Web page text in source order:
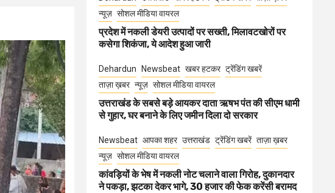
न्यूज़ सोशल मीडिया वायरल
प्रदेश में नकली डेयरी उत्पादों पर सख्ती, मिलावटखोरों पर
कसेगा शिकंजा, ये आदेश हुआ जारी
Dehardun Newsbeat खबर हटकर ट्रेंडिंग खबरें
ताज़ा ख़बर न्यूज़ सोशल मीडिया वायरल
उत्तराखंड के सबसे बड़े आयकर दाता ऋषभ पंत की सीएम धामी
से गुहार, घर बनाने के लिए जमीन दिला दो सरकार
Newsbeat आपका शहर उत्तराखंड ट्रेंडिंग खबरें ताज़ा ख़बर
न्यूज़ सोशल मीडिया वायरल
कांवड़ियों के भेष में नकली नोट चलाने वाला गिरोह, दुकानदार
ने पकड़ा, झटका देकर भागे, 30 हजार की फेक करेंसी बरामद